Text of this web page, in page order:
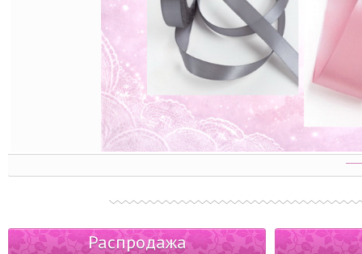
Распродажа